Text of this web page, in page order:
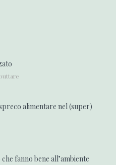
alimentare nel (super)
fanno bene all’ambiente